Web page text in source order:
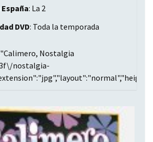
: La 2
DVD: Toda la temporada
Nostalgia
nostalgia-